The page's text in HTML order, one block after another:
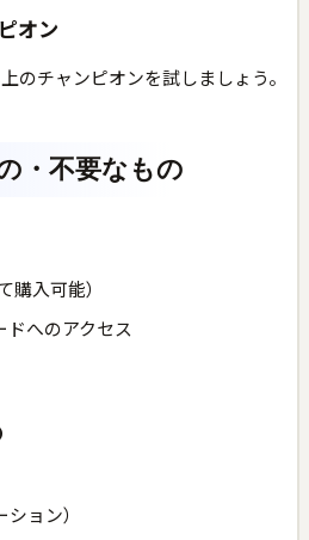
オン
のチャンピオンを試しましょう。
・不要なもの
購入可能）
へのアクセス
ョン）